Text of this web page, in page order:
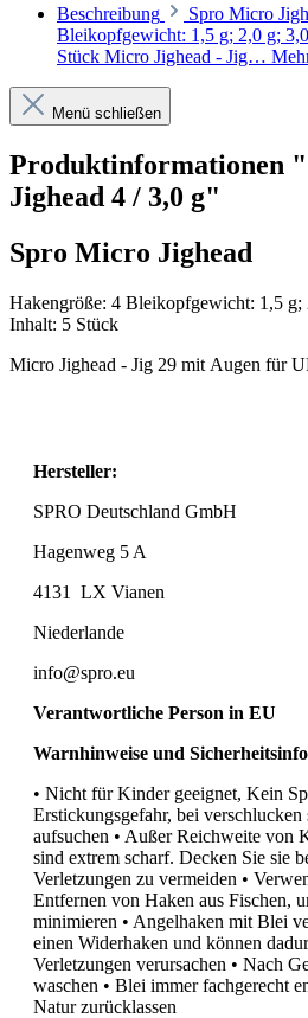
Beschreibung
Spro Micro
Bleikopfgewicht: 1,5 g; 2,0 g;
Stück Micro Jighead - Jig…
Menü schließen
Produktinformationen
Jighead 4 / 3,0 g"
Spro Micro Jighead
Hakengröße: 4 Bleikopfgewicht: 1,5 g;
Inhalt: 5 Stück
Micro Jighead - Jig 29 mit Augen für
Hersteller:
SPRO Deutschland GmbH
Hagenweg 5 A
4131
LX Vianen
Niederlande
info@spro.eu
Verantwortliche Person in EU
Warnhinweise und
• Nicht für Kinder geeignet, Kein
Erstickungsgefahr, bei
aufsuchen • Außer Reichweite von
sind extrem scharf. Decken Sie sie
Verletzungen zu vermeiden •
Entfernen von Haken aus Fischen,
minimieren • Angelhaken mit Blei
einen Widerhaken und können
Verletzungen verursachen • Nach
waschen • Blei immer fachgerecht
Natur zurücklassen